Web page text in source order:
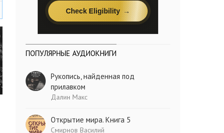
ПОПУЛЯРНЫЕ АУДИОКНИГИ
Рукопись, найденная под
прилавком
Далин Макс
Открытие мира. Книга 5
Смирнов Василий